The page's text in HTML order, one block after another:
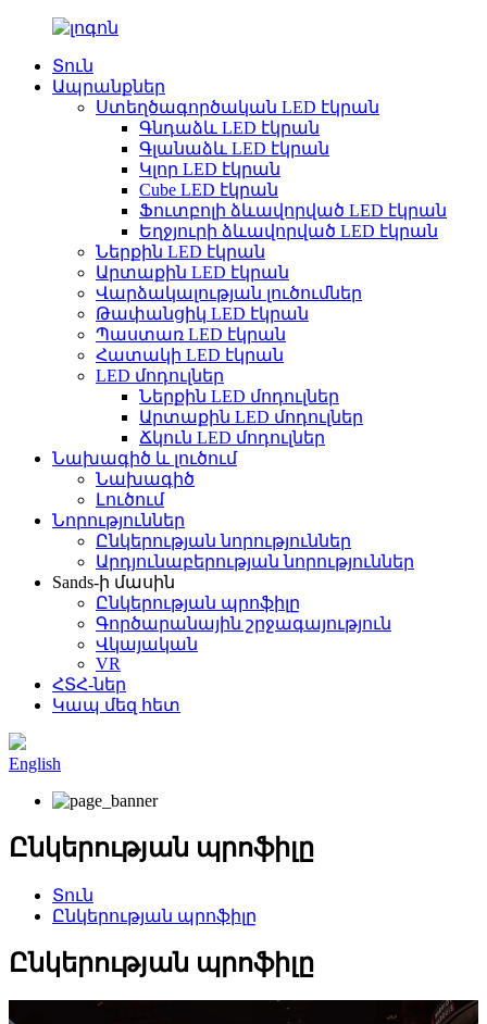
Տուն
Ապրանքներ
Ստեղծագործական LED էկրան
Գնդաձև LED էկրան
Գլանաձև LED էկրան
Կլոր LED էկրան
Cube LED էկրան
Ֆուտբոլի ձևավորված LED էկրան
Եղջյուրի ձևավորված LED էկրան
Ներքին LED էկրան
Արտաքին LED էկրան
Վարձակալության լուծումներ
Թափանցիկ LED էկրան
Պաստառ LED էկրան
Հատակի LED էկրան
LED մոդուլներ
Ներքին LED մոդուլներ
Արտաքին LED մոդուլներ
Ճկուն LED մոդուլներ
Նախագիծ և լուծում
Նախագիծ
Լուծում
Նորություններ
Ընկերության նորություններ
Արդյունաբերության նորություններ
Sands-ի մասին
Ընկերության պրոֆիլը
Գործարանային շրջագայություն
Վկայական
VR
ՀՏՀ-ներ
Կապ մեզ հետ
English
Ընկերության պրոֆիլը
Տուն
Ընկերության պրոֆիլը
Ընկերության պրոֆիլը